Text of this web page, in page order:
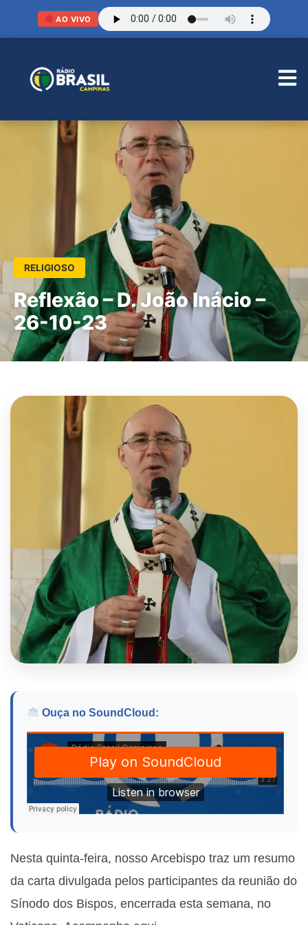
AO VIVO
RELIGIOSO
Reflexão – D. João Inácio –
26-10-23
Ouça no SoundCloud:
Nesta quinta-feira, nosso Arcebispo traz um resumo
da carta divulgada pelos participantes da reunião do
Sínodo dos Bispos, encerrada esta semana, no